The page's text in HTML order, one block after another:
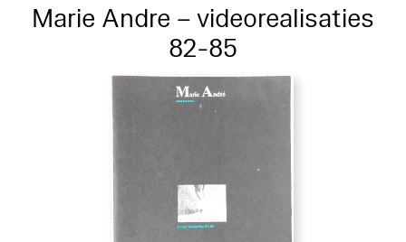
Marie Andre – videorealisaties
82-85